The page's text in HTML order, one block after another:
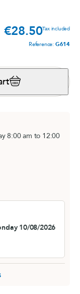
Price
€28.50Tax included
Reference: G614
8:00 am to 12:00
10/08/2026